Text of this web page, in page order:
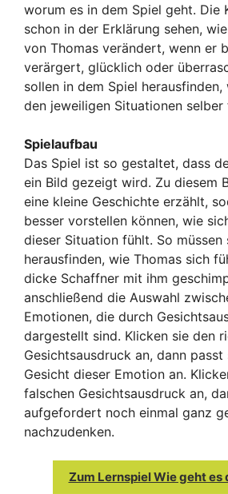
worum es in dem Spiel geht. Die
schon in der Erklärung sehen,
von Thomas verändert, wenn er
verärgert, glücklich oder
sollen in dem Spiel
den jeweiligen Situationen selber
Spielaufbau
Das Spiel ist so gestaltet, dass
ein Bild gezeigt wird. Zu diesem
eine kleine Geschichte erzählt,
besser vorstellen können, wie
dieser Situation fühlt. So müssen
herausfinden, wie Thomas sich
dicke Schaffner mit ihm
anschließend die Auswahl
Emotionen, die durch
dargestellt sind. Klicken sie den
Gesichtsausdruck an, dann
Gesicht dieser Emotion an.
falschen Gesichtsausdruck an,
aufgefordert noch einmal ganz
nachzudenken.
Zum Lernspiel Wie geht es